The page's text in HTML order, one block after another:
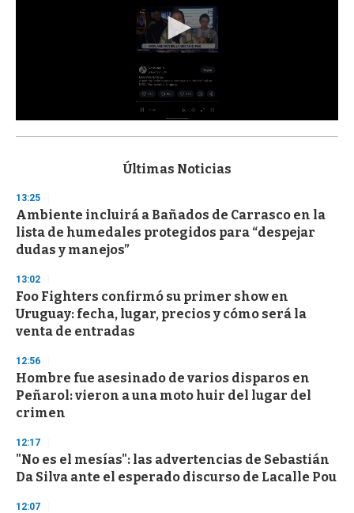
s
d
s
o
f
3
s
e
c
o
n
Últimas Noticias
13:25
Ambiente incluirá a Bañados de Carrasco en la
lista de humedales protegidos para “despejar
dudas y manejos”
13:02
Foo Fighters confirmó su primer show en
Uruguay: fecha, lugar, precios y cómo será la
venta de entradas
12:56
Hombre fue asesinado de varios disparos en
Peñarol: vieron a una moto huir del lugar del
crimen
12:17
"No es el mesías": las advertencias de Sebastián
Da Silva ante el esperado discurso de Lacalle Pou
12:07